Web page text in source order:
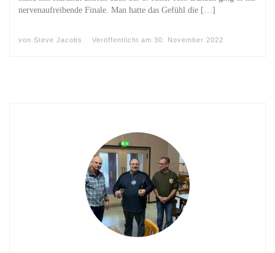
nervenaufreibende Finale. Man hatte das Gefühl die […]
von Steve Jacobs Veröffentlicht am 30. November 2022